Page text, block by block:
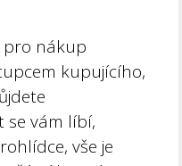
pro nákup
kupujícího,
se vám líbí,
vše je